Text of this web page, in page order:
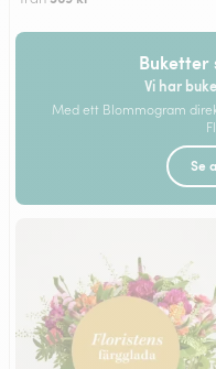
Buketter
Vi har
Med ett Blommogram
Se